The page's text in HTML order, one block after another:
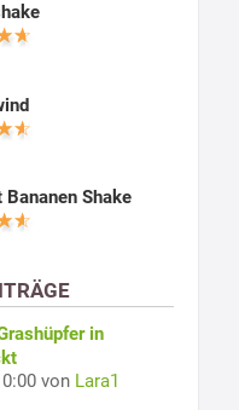
Bananen Shake
in
von Lara1